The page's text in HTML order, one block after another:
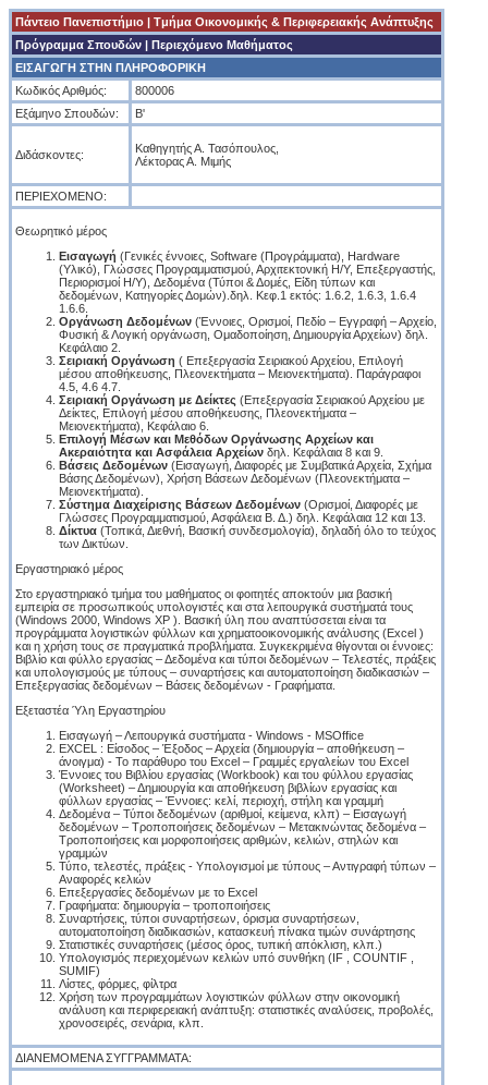
Πάντειο Πανεπιστήμιο | Tμήμα Οικονομικής & Περιφερειακής Ανάπτυξης
Πρόγραμμα Σπουδών | Περιεχόμενο Μαθήματος
ΕΙΣΑΓΩΓΗ ΣΤΗΝ ΠΛΗΡΟΦΟΡΙΚΗ
Κωδικός Αριθμός:
800006
Εξάμηνο Σπουδών:
B'
Διδάσκοντες:
Καθηγητής Α. Τασόπουλος,
Λέκτορας Α. Μιμής
ΠΕΡΙΕΧΟΜΕΝΟ:
Θεωρητικό μέρος
Εισαγωγή (Γενικές έννοιες, Software (Προγράμματα), Hardware
(Υλικό), Γλώσσες Προγραμματισμού, Αρχιτεκτονική Η/Υ, Επεξεργαστής,
Περιορισμοί Η/Υ), Δεδομένα (Τύποι & Δομές, Είδη τύπων και
δεδομένων, Κατηγορίες Δομών).δηλ. Κεφ.1 εκτός: 1.6.2, 1.6.3, 1.6.4
1.6.6.
Οργάνωση Δεδομένων (Έννοιες, Ορισμοί, Πεδίο – Εγγραφή – Αρχείο,
Φυσική & Λογική οργάνωση, Ομαδοποίηση, Δημιουργία Αρχείων) δηλ.
Κεφάλαιο 2.
Σειριακή Οργάνωση ( Επεξεργασία Σειριακού Αρχείου, Επιλογή
μέσου αποθήκευσης, Πλεονεκτήματα – Μειονεκτήματα). Παράγραφοι
4.5, 4.6 4.7.
Σειριακή Οργάνωση με Δείκτες (Επεξεργασία Σειριακού Αρχείου με
Δείκτες, Επιλογή μέσου αποθήκευσης, Πλεονεκτήματα –
Μειονεκτήματα), Κεφάλαιο 6.
Επιλογή Μέσων και Μεθόδων Οργάνωσης Αρχείων και
Ακεραιότητα και Ασφάλεια Αρχείων δηλ. Κεφάλαια 8 και 9.
Βάσεις Δεδομένων (Εισαγωγή, Διαφορές με Συμβατικά Αρχεία, Σχήμα
Βάσης Δεδομένων), Χρήση Βάσεων Δεδομένων (Πλεονεκτήματα –
Μειονεκτήματα).
Σύστημα Διαχείρισης Βάσεων Δεδομένων (Ορισμοί, Διαφορές με
Γλώσσες Προγραμματισμού, Ασφάλεια Β. Δ.) δηλ. Κεφάλαια 12 και 13.
Δίκτυα (Τοπικά, Διεθνή, Βασική συνδεσμολογία), δηλαδή όλο το τεύχος
των Δικτύων.
Εργαστηριακό μέρος
Στο εργαστηριακό τμήμα του μαθήματος οι φοιτητές αποκτούν μια βασική
εμπειρία σε προσωπικούς υπολογιστές και στα λειτουργικά συστήματά τους
(Windows 2000, Windows XP ). Βασική ύλη που αναπτύσσεται είναι τα
προγράμματα λογιστικών φύλλων και χρηματοοικονομικής ανάλυσης (Excel )
και η χρήση τους σε πραγματικά προβλήματα. Συγκεκριμένα θίγονται οι έννοιες:
Βιβλίο και φύλλο εργασίας – Δεδομένα και τύποι δεδομένων – Τελεστές, πράξεις
και υπολογισμούς με τύπους – συναρτήσεις και αυτοματοποίηση διαδικασιών –
Επεξεργασίας δεδομένων – Βάσεις δεδομένων - Γραφήματα.
Εξεταστέα Ύλη Εργαστηρίου
Εισαγωγή – Λειτουργικά συστήματα - Windows - MSOffice
EXCEL : Είσοδος – Έξοδος – Αρχεία (δημιουργία – αποθήκευση –
άνοιγμα) - Το παράθυρο του Excel – Γραμμές εργαλείων του Excel
Έννοιες του Βιβλίου εργασίας (Workbook) και του φύλλου εργασίας
(Worksheet) – Δημιουργία και αποθήκευση βιβλίων εργασίας και
φύλλων εργασίας – Έννοιες: κελί, περιοχή, στήλη και γραμμή
Δεδομένα – Τύποι δεδομένων (αριθμοί, κείμενα, κλπ) – Εισαγωγή
δεδομένων – Τροποποιήσεις δεδομένων – Μετακινώντας δεδομένα –
Τροποποιήσεις και μορφοποιήσεις αριθμών, κελιών, στηλών και
γραμμών
Τύπο, τελεστές, πράξεις - Υπολογισμοί με τύπους – Αντιγραφή τύπων –
Αναφορές κελιών
Επεξεργασίες δεδομένων με το Excel
Γραφήματα: δημιουργία – τροποποιήσεις
Συναρτήσεις, τύποι συναρτήσεων, όρισμα συναρτήσεων,
αυτοματοποίηση διαδικασιών, κατασκευή πίνακα τιμών συνάρτησης
Στατιστικές συναρτήσεις (μέσος όρος, τυπική απόκλιση, κλπ.)
Υπολογισμός περιεχομένων κελιών υπό συνθήκη (IF , COUNTIF ,
SUMIF)
Λίστες, φόρμες, φίλτρα
Χρήση των προγραμμάτων λογιστικών φύλλων στην οικονομική
ανάλυση και περιφερειακή ανάπτυξη: στατιστικές αναλύσεις, προβολές,
χρονοσειρές, σενάρια, κλπ.
ΔΙΑΝΕΜΟΜΕΝΑ ΣΥΓΓΡΑΜΜΑΤΑ: